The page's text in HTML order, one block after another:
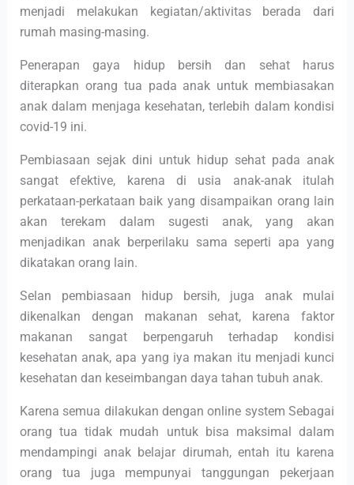
menjadi melakukan kegiatan/aktivitas berada dari
rumah masing-masing.
Penerapan gaya hidup bersih dan sehat harus
diterapkan orang tua pada anak untuk membiasakan
anak dalam menjaga kesehatan, terlebih dalam kondisi
covid-19 ini.
Pembiasaan sejak dini untuk hidup sehat pada anak
sangat efektive, karena di usia anak-anak itulah
perkataan-perkataan baik yang disampaikan orang lain
akan terekam dalam sugesti anak, yang akan
menjadikan anak berperilaku sama seperti apa yang
dikatakan orang lain.
Selan pembiasaan hidup bersih, juga anak mulai
dikenalkan dengan makanan sehat, karena faktor
makanan sangat berpengaruh terhadap kondisi
kesehatan anak, apa yang iya makan itu menjadi kunci
kesehatan dan keseimbangan daya tahan tubuh anak.
Karena semua dilakukan dengan online system Sebagai
orang tua tidak mudah untuk bisa maksimal dalam
mendampingi anak belajar dirumah, entah itu karena
orang tua juga mempunyai tanggungan pekerjaan